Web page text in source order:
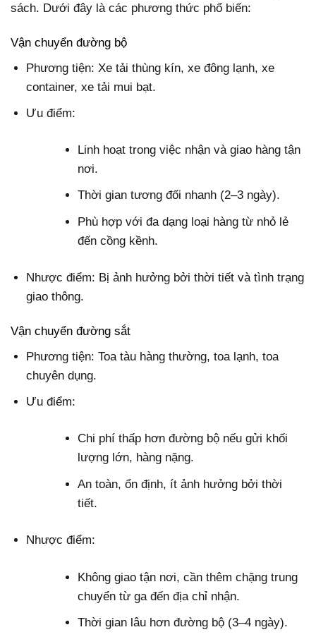
sách. Dưới đây là các phương thức phổ biến:
Vận chuyển đường bộ
Phương tiện: Xe tải thùng kín, xe đông lạnh, xe
container, xe tải mui bạt.
Ưu điểm:
Linh hoạt trong việc nhận và giao hàng tận
nơi.
Thời gian tương đối nhanh (2–3 ngày).
Phù hợp với đa dạng loại hàng từ nhỏ lẻ
đến cồng kềnh.
Nhược điểm: Bị ảnh hưởng bởi thời tiết và tình trạng
giao thông.
Vận chuyển đường sắt
Phương tiện: Toa tàu hàng thường, toa lạnh, toa
chuyên dụng.
Ưu điểm:
Chi phí thấp hơn đường bộ nếu gửi khối
lượng lớn, hàng nặng.
An toàn, ổn định, ít ảnh hưởng bởi thời
tiết.
Nhược điểm:
Không giao tận nơi, cần thêm chặng trung
chuyển từ ga đến địa chỉ nhận.
Thời gian lâu hơn đường bộ (3–4 ngày).